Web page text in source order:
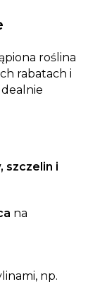
roślina
rabatach i
szczelin i
na
np.